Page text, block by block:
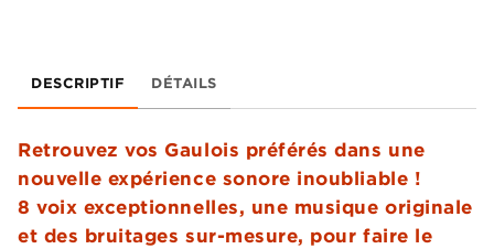
DESCRIPTIF DÉTAILS
Retrouvez vos Gaulois préférés dans une
nouvelle expérience sonore inoubliable !
8 voix exceptionnelles, une musique originale
et des bruitages sur-mesure, pour faire le